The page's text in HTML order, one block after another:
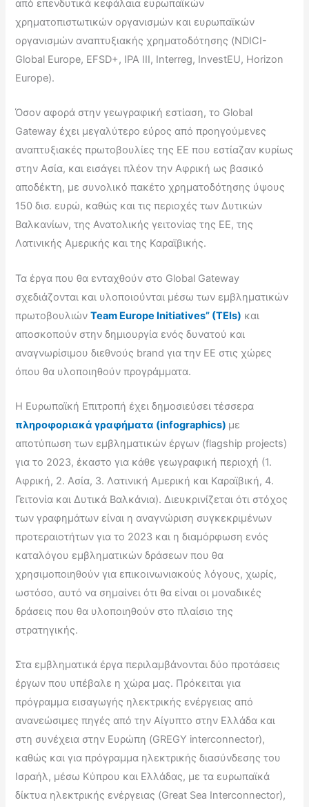
από επενδυτικά κεφάλαια ευρωπαϊκών
χρηματοπιστωτικών οργανισμών και ευρωπαϊκών
οργανισμών αναπτυξιακής χρηματοδότησης (NDICI-
Global Europe, EFSD+, IPA III, Interreg, InvestEU, Horizon
Europe).
Όσον αφορά στην γεωγραφική εστίαση, το Global
Gateway έχει μεγαλύτερο εύρος από προηγούμενες
αναπτυξιακές πρωτοβουλίες της ΕΕ που εστίαζαν κυρίως
στην Ασία, και εισάγει πλέον την Αφρική ως βασικό
αποδέκτη, με συνολικό πακέτο χρηματοδότησης ύψους
150 δισ. ευρώ, καθώς και τις περιοχές των Δυτικών
Βαλκανίων, της Ανατολικής γειτονίας της ΕΕ, της
Λατινικής Αμερικής και της Καραϊβικής.
Τα έργα που θα ενταχθούν στο Global Gateway
σχεδιάζονται και υλοποιούνται μέσω των εμβληματικών
πρωτοβουλιώνTeam Europe Initiatives” (TEIs) και
αποσκοπούν στην δημιουργία ενός δυνατού και
αναγνωρίσιμου διεθνούς brand για την ΕΕ στις χώρες
όπου θα υλοποιηθούν προγράμματα.
Η Ευρωπαϊκή Επιτροπή έχει δημοσιεύσει τέσσερα
πληροφοριακά γραφήματα (infographics) με
αποτύπωση των εμβληματικών έργων (flagship projects)
για το 2023, έκαστο για κάθε γεωγραφική περιοχή (1.
Αφρική, 2. Ασία, 3. Λατινική Αμερική και Καραϊβική, 4.
Γειτονία και Δυτικά Βαλκάνια). Διευκρινίζεται ότι στόχος
των γραφημάτων είναι η αναγνώριση συγκεκριμένων
προτεραιοτήτων για το 2023 και η διαμόρφωση ενός
καταλόγου εμβληματικών δράσεων που θα
χρησιμοποιηθούν για επικοινωνιακούς λόγους, χωρίς,
ωστόσο, αυτό να σημαίνει ότι θα είναι οι μοναδικές
δράσεις που θα υλοποιηθούν στο πλαίσιο της
στρατηγικής.
Στα εμβληματικά έργα περιλαμβάνονται δύο προτάσεις
έργων που υπέβαλε η χώρα μας. Πρόκειται για
πρόγραμμα εισαγωγής ηλεκτρικής ενέργειας από
ανανεώσιμες πηγές από την Αίγυπτο στην Ελλάδα και
στη συνέχεια στην Ευρώπη (GREGY interconnector),
καθώς και για πρόγραμμα ηλεκτρικής διασύνδεσης του
Ισραήλ, μέσω Κύπρου και Ελλάδας, με τα ευρωπαϊκά
δίκτυα ηλεκτρικής ενέργειας (Great Sea Interconnector),